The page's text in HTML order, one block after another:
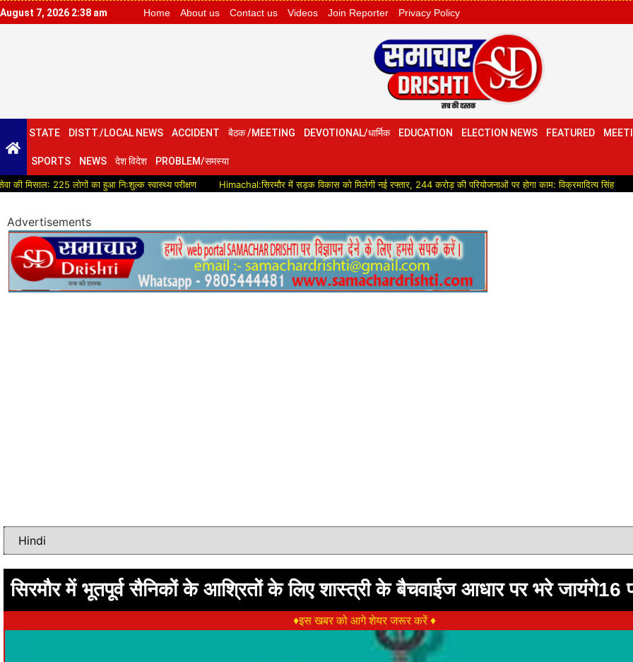
August 7, 2026 2:38 am Home About us Contact us Videos Join Reporter Privacy Policy
STATE DISTT./LOCAL NEWS ACCIDENT बैठक /MEETING DEVOTIONAL/धार्मिक EDUCATION ELECTION NEWS FEATURED
SPORTS NEWS देश विदेश PROBLEM/समस्या
225 लोगों का हुआ निःशुल्क स्वास्थ्य परीक्षण Himachal:सिरमौर में सड़क विकास को मिलेगी नई रफ्तार, 244 करोड़ की परियोजनाओं पर होगा काम: विक्रमादित्य सिंह
Advertisements
सिरमौर में भूतपूर्व सैनिकों के आश्रितों के लिए शास्त्री के बैचवाईज आधार पर भरे जायंगे16
♦इस खबर को आगे शेयर जरूर करें ♦